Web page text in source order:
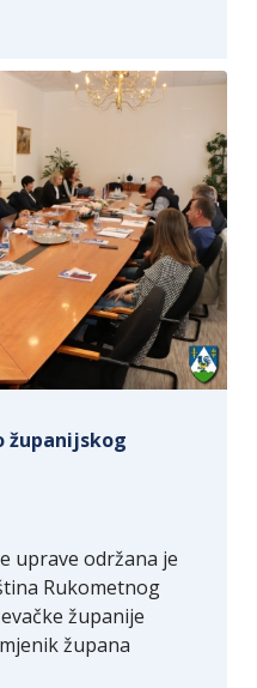
županijskog
uprave održana je
Rukometnog
županije
župana